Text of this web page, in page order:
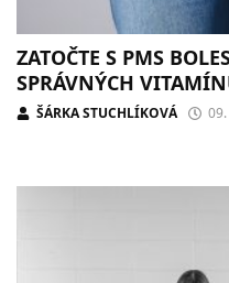
ZATOČTE S PMS
SPRÁVNÝCH
ŠÁRKA STUCHLÍKOVÁ